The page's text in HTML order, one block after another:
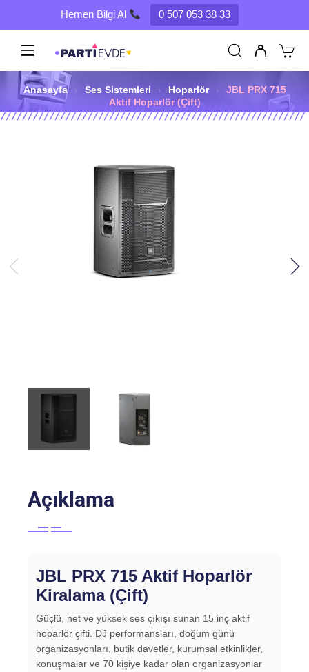
Hemen Bilgi Al 0 507 053 38 33
Anasayfa › Ses Sistemleri › Hoparlör ›
JBL PRX 715
Aktif Hoparlör (Çift)
Açıklama
JBL PRX 715 Aktif Hoparlör
Kiralama (Çift)
Güçlü, net ve yüksek ses çıkışı sunan 15 inç aktif
hoparlör çifti. DJ performansları, doğum günü
organizasyonları, butik davetler, kurumsal etkinlikler,
konuşmalar ve 70 kişiye kadar olan organizasyonlar